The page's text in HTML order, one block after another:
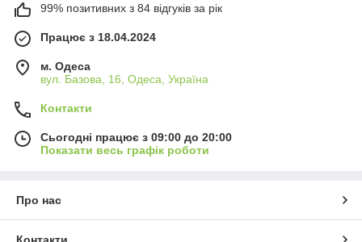
99% позитивних з 84 відгуків за рік
Працює з 18.04.2024
м. Одеса
вул. Базова, 16, Одеса, Україна
Контакти
Сьогодні працює з 09:00 до 20:00
Показати весь графік роботи
Про нас